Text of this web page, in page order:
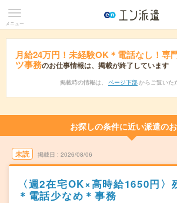
メニュー
月給24万円！未経験OK＊電話なし！専
ツ事務のお仕事情報は、掲載が終了しています
掲載時の情報は、 ページ下部 からご覧いた
お探しの条件に近い派遣の
未読 掲載日 2026/08/06
〈週2在宅OK×高時給1650円〉
＊電話少なめ＊事務